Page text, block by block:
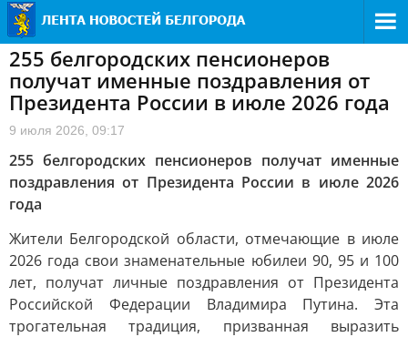
255 белгородских пенсионеров
получат именные поздравления от
Президента России в июле 2026 года
9 июля 2026, 09:17
255 белгородских пенсионеров получат именные
поздравления от Президента России в июле 2026
года
Жители Белгородской области, отмечающие в июле
2026 года свои знаменательные юбилеи 90, 95 и 100
лет, получат личные поздравления от Президента
Российской Федерации Владимира Путина. Эта
трогательная традиция, призванная выразить